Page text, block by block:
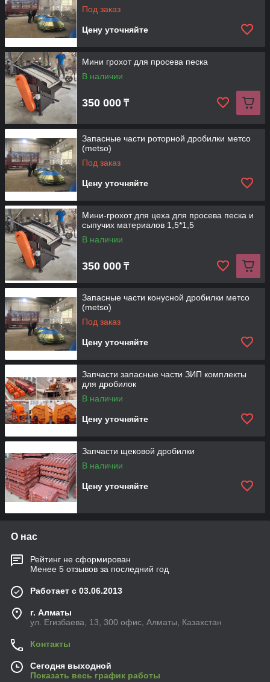
Под заказ
Цену уточняйте
Мини грохот для просева песка
В наличии
350 000 ₸
Запасные части роторной дробилки метсо
(metso)
Под заказ
Цену уточняйте
Мини-грохот для цеха для просева песка и
сыпучих материалов 1,5*1,5
В наличии
350 000 ₸
Запасные части конусной дробилки метсо
(metso)
Под заказ
Цену уточняйте
Запчасти запасные части ЗИП комплекты
для дробилок
В наличии
Цену уточняйте
Запчасти щековой дробилки
В наличии
Цену уточняйте
О нас
Рейтинг не сформирован
Менее 5 отзывов за последний год
Работает с 03.06.2013
г. Алматы
ул. Егизбаева, 13, 300 офис, Алматы, Казахстан
Контакты
Сегодня выходной
Показать весь график работы